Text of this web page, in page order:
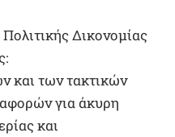
Δικονομίας
και των τακτικών
για άκυρη
και